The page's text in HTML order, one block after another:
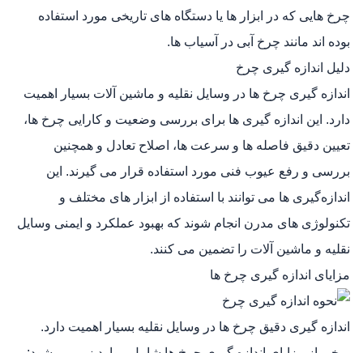
چرخ‌ هایی که در ابزار ها یا دستگاه‌ های تاریخی مورد استفاده
بوده‌ اند مانند چرخ آبی در آسیاب‌ ها.
دلیل اندازه گیری چرخ
اندازه‌ گیری چرخ‌ ها در وسایل نقلیه و ماشین‌ آلات بسیار اهمیت
دارد. این اندازه‌ گیری‌ ها برای بررسی وضعیت و کارایی چرخ‌ ها،
تعیین دقیق فاصله‌ ها و سرعت‌ ها، اصلاح تعادل و همچنین
بررسی و رفع عیوب فنی مورد استفاده قرار می‌ گیرند. این
اندازه‌گیری‌ ها می‌ توانند با استفاده از ابزار های مختلف و
تکنولوژی‌ های مدرن انجام شوند که بهبود عملکرد و ایمنی وسایل
نقلیه و ماشین‌ آلات را تضمین می‌ کنند.
مزایای اندازه گیری چرخ ها
اندازه‌ گیری دقیق چرخ‌ ها در وسایل نقلیه بسیار اهمیت دارد.